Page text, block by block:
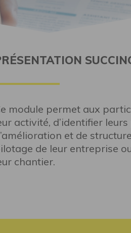
module permet aux
activité, d’identifier
et de
de leur entreprise
chantier.